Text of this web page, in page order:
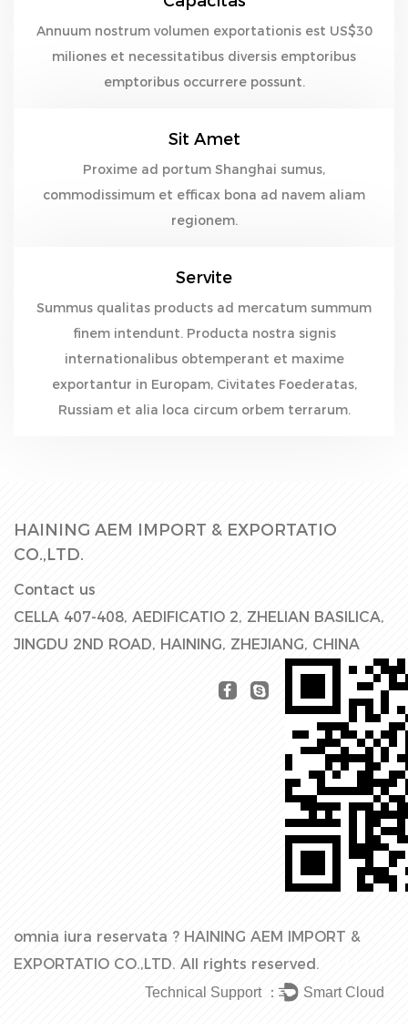
Annuum nostrum volumen exportationis est US$30
miliones et necessitatibus diversis emptoribus
emptoribus occurrere possunt.
Sit Amet
Proxime ad portum Shanghai sumus,
commodissimum et efficax bona ad navem aliam
regionem.
Servite
Summus qualitas products ad mercatum summum
finem intendunt. Producta nostra signis
internationalibus obtemperant et maxime
exportantur in Europam, Civitates Foederatas,
Russiam et alia loca circum orbem terrarum.
HAINING AEM IMPORT & EXPORTATIO
CO.,LTD.
Contact us
CELLA 407-408, AEDIFICATIO 2, ZHELIAN BASILICA,
JINGDU 2ND ROAD, HAINING, ZHEJIANG, CHINA
omnia iura reservata ? HAINING AEM IMPORT &
EXPORTATIO CO.,LTD. All rights reserved.
Technical Support ： Smart Cloud